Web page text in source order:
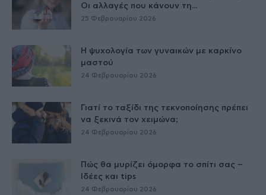
Οι αλλαγές που κάνουν τη...
25 Φεβρουαρίου 2026
Η ψυχολογία των γυναικών με καρκίνο
μαστού
24 Φεβρουαρίου 2026
Γιατί το ταξίδι της τεκνοποίησης πρέπει
να ξεκινά τον χειμώνα;
24 Φεβρουαρίου 2026
Πώς θα μυρίζει όμορφα το σπίτι σας –
Ιδέες και tips
24 Φεβρουαρίου 2026